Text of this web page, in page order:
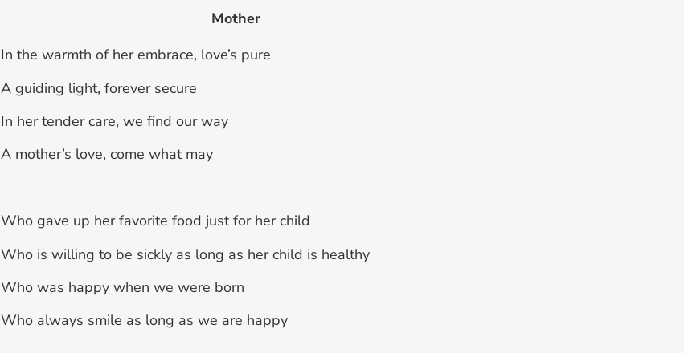
Mother
In the warmth of her embrace, love’s pure
A guiding light, forever secure
In her tender care, we find our way
A mother’s love, come what may
Who gave up her favorite food just for her child
Who is willing to be sickly as long as her child is healthy
Who was happy when we were born
Who always smile as long as we are happy